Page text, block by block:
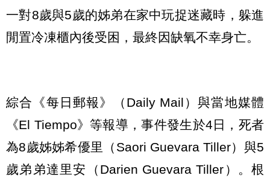
一對8歲與5歲的姊弟在家中玩捉迷藏時，躲進
閒置冷凍櫃內後受困，最終因缺氧不幸身亡。
綜合《每日郵報》（Daily Mail）與當地媒體
《El Tiempo》等報導，事件發生於4日，死者
為8歲姊姊希優里（Saori Guevara Tiller）與5
歲弟弟達里安（Darien Guevara Tiller）。根